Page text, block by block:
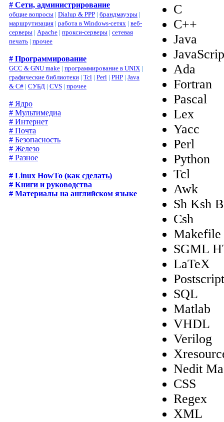
# Сети, администрирование
общие вопросы | Dialup & PPP | брандмауэры |
маршрутизация | работа в Windows-сетях | веб-
серверы | Apache | прокси-серверы | сетевая
печать | прочее
# Программирование
GCC & GNU make | программирование в UNIX |
графические библиотеки | Tcl | Perl | PHP | Java
& C# | СУБД | CVS | прочее
# Ядро
# Мультимедиа
# Интернет
# Почта
# Безопасность
# Железо
# Разное
# Linux HowTo (как сделать)
# Книги и руководства
# Материалы на английском языке
C
C++
Java
Ada
Fortran
Pascal
Lex
Yacc
Perl
Python
Tcl
Awk
Sh Ksh
Csh
Makefile
SGML
LaTeX
SQL
Matlab
VHDL
Verilog
Nedit
CSS
Regex
XML